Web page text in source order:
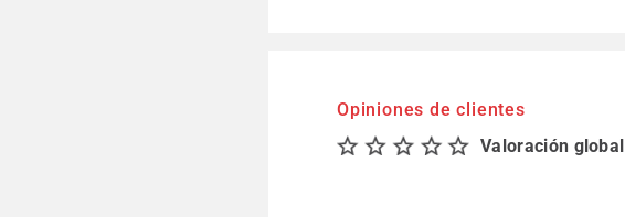
Opiniones de clientes
Valoración global